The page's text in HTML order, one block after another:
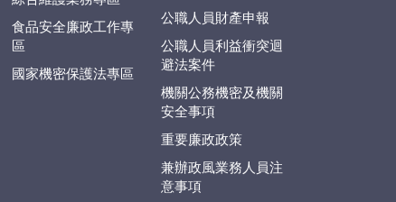
食品安全廉政工作專
區
國家機密保護法專區
公職人員財產申報
公職人員利益衝突迴
避法案件
機關公務機密及機關
安全事項
重要廉政政策
兼辦政風業務人員注
意事項